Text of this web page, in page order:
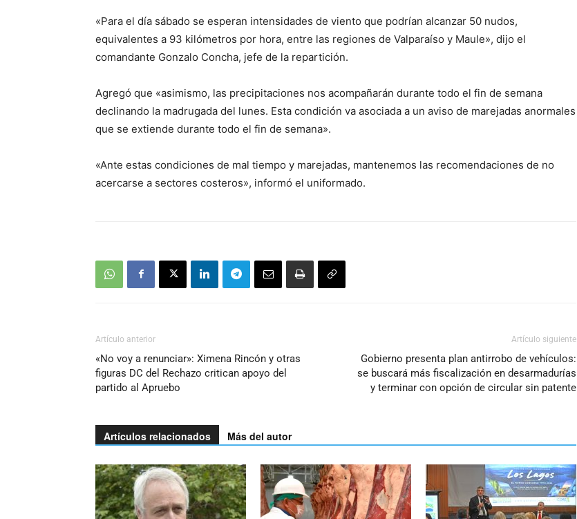
«Para el día sábado se esperan intensidades de viento que podrían alcanzar 50 nudos,
equivalentes a 93 kilómetros por hora, entre las regiones de Valparaíso y Maule», dijo el
comandante Gonzalo Concha, jefe de la repartición.
Agregó que «asimismo, las precipitaciones nos acompañarán durante todo el fin de semana
declinando la madrugada del lunes. Esta condición va asociada a un aviso de marejadas anormales
que se extiende durante todo el fin de semana».
«Ante estas condiciones de mal tiempo y marejadas, mantenemos las recomendaciones de no
acercarse a sectores costeros», informó el uniformado.
Artículo anterior
«No voy a renunciar»: Ximena Rincón y otras
figuras DC del Rechazo critican apoyo del
partido al Apruebo
Artículo siguiente
Gobierno presenta plan antirrobo de vehículos:
se buscará más fiscalización en desarmadurías
y terminar con opción de circular sin patente
Artículos relacionados Más del autor